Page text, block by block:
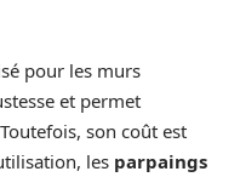
pour les murs
et permet
son coût est
les parpaings